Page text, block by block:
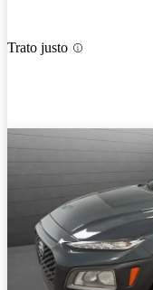
Trato justo